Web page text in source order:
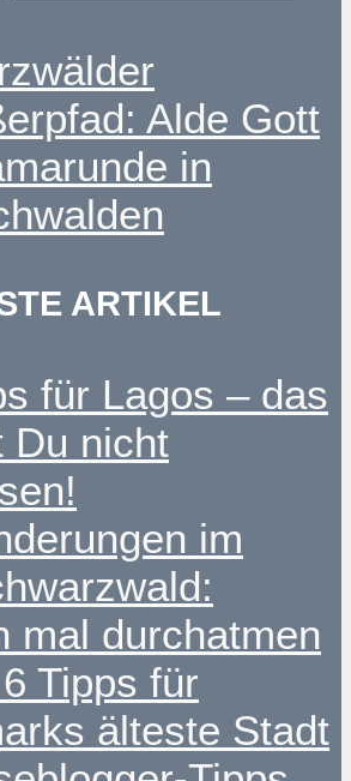
Alde Gott
in
ARTIKEL
für Lagos – das
Du nicht
im
mal durchatmen
Tipps für
älteste Stadt